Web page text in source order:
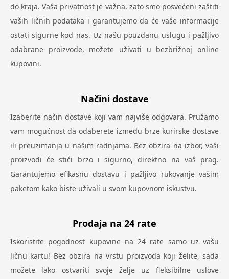
do kraja. Vaša privatnost je važna, zato smo posvećeni zaštiti
vaših ličnih podataka i garantujemo da će vaše informacije
ostati sigurne kod nas. Uz našu pouzdanu uslugu i pažljivo
odabrane proizvode, možete uživati u bezbrižnoj online
kupovini.
Načini dostave
Izaberite način dostave koji vam najviše odgovara. Pružamo
vam mogućnost da odaberete između brze kurirske dostave
ili preuzimanja u našim radnjama. Bez obzira na izbor, vaši
proizvodi će stići brzo i sigurno, direktno na vaš prag.
Garantujemo efikasnu dostavu i pažljivo rukovanje vašim
paketom kako biste uživali u svom kupovnom iskustvu.
Prodaja na 24 rate
Iskoristite pogodnost kupovine na 24 rate samo uz vašu
ličnu kartu! Bez obzira na vrstu proizvoda koji želite, sada
možete lako ostvariti svoje želje uz fleksibilne uslove